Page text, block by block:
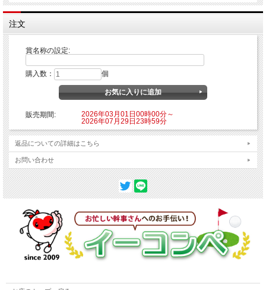
注文
賞名称の設定:
購入数： 個
販売期間:
2026年03月01日00時00分～
2026年07月29日23時59分
返品についての詳細はこちら
お問い合わせ